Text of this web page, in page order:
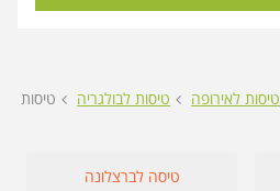
טיסות לאירופה טיסות לבולגריה טיסות
טיסה לברצלונה